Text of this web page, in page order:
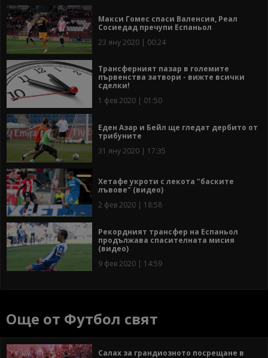
Макси Гомес спаси Валенсия, Реал
Сосиедад пречупи Еспаньол
23 яну 2020 | 00:24
Трансферният пазар в големите
първенства затвори - вижте всички
сделки!
1 фев 2020 | 01:50
Еден Азар и Бейл ще гледат дербито от
трибуните
31 яну 2020 | 17:35
Хетафе укроти с лекота "баските
лъвове" (видео)
2 фев 2020 | 18:58
Рекордният трансфер на Еспаньол
продължава спасителната мисия
(видео)
9 фев 2020 | 14:59
Още от Футбол свят
Салах за грандиозното посрещане в